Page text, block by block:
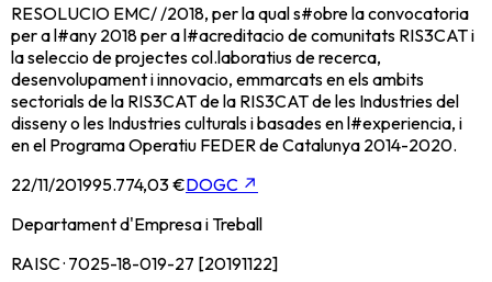
RESOLUCIO EMC/ /2018, per la qual s#obre la convocatoria
per a l#any 2018 per a l#acreditacio de comunitats RIS3CAT i
la seleccio de projectes col.laboratius de recerca,
desenvolupament i innovacio, emmarcats en els ambits
sectorials de la RIS3CAT de la RIS3CAT de les Industries del
disseny o les Industries culturals i basades en l#experiencia, i
en el Programa Operatiu FEDER de Catalunya 2014-2020.
22/11/201995.774,03 €DOGC ↗
Departament d'Empresa i Treball
RAISC · 7025-18-019-27 [20191122]